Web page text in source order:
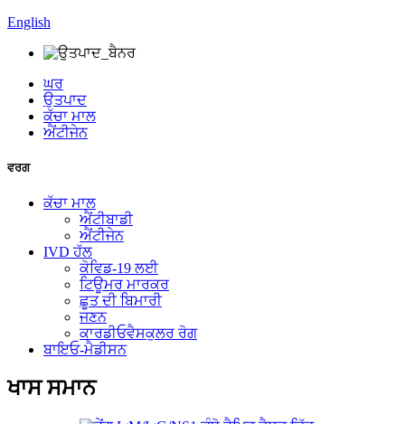
English
ਘਰ
ਉਤਪਾਦ
ਕੱਚਾ ਮਾਲ
ਐਂਟੀਜੇਨ
ਵਰਗ
ਕੱਚਾ ਮਾਲ
ਐਂਟੀਬਾਡੀ
ਐਂਟੀਜੇਨ
IVD ਹੱਲ
ਕੋਵਿਡ-19 ਲਈ
ਟਿਊਮਰ ਮਾਰਕਰ
ਛੂਤ ਦੀ ਬਿਮਾਰੀ
ਜਣਨ
ਕਾਰਡੀਓਵੈਸਕੁਲਰ ਰੋਗ
ਬਾਇਓ-ਮੈਡੀਸਨ
ਖਾਸ ਸਮਾਨ